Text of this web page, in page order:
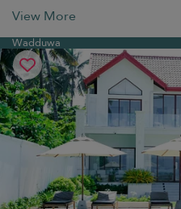
View More
Wadduwa